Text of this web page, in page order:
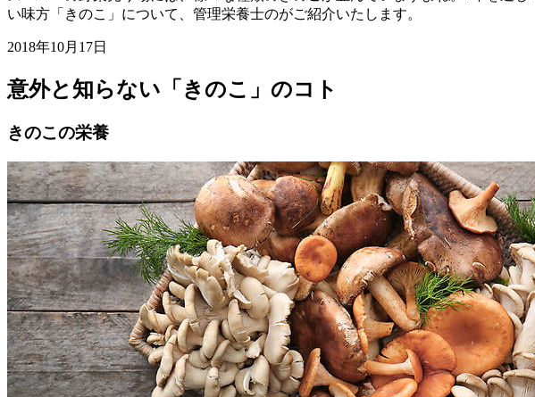
い味方「きのこ」について、管理栄養士のがご紹介いたします。
2018年10月17日
意外と知らない「きのこ」のコト
きのこの栄養